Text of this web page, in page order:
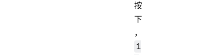
按
下
，
1